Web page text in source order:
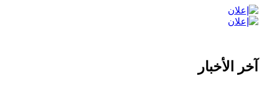
آخر الأخبار